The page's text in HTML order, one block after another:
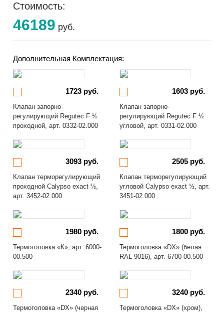
Стоимость:
46189 руб.
Дополнительная Комплектация:
1723 руб.
Клапан запорно-
регулирующий Regutec F ½
проходной, арт. 0332-02.000
1603 руб.
Клапан запорно-
регулирующий Regutec F ½
угловой, арт. 0331-02.000
3093 руб.
Клапан терморегулирующий
проходной Calypso exact ½,
арт. 3452-02.000
2505 руб.
Клапан терморегулирующий
угловой Calypso exact ½, арт.
3451-02.000
1980 руб.
Термоголовка «К», арт. 6000-
00.500
1800 руб.
Термоголовка «DX» (белая
RAL 9016), арт. 6700-00.500
2340 руб.
Термоголовка «DX» (черная
3240 руб.
Термоголовка «DX» (хром),